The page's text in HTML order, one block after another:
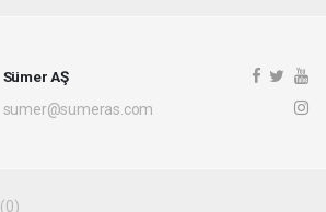
Sümer AŞ
sumer@sumeras.com
(0)